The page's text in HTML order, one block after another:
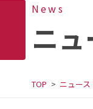
News
ニ
TOP ニュース